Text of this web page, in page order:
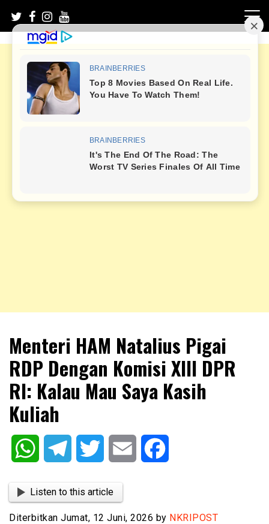
content
NKRIPOST
Menteri HAM Natalius Pigai
RDP Dengan Komisi XIII DPR
RI: Kalau Mau Saya Kasih
Kuliah
WhatsAppTelegram Twitter Email
Listen to this article
Diterbitkan Jumat, 12 Juni, 2026 by NKRIPOST